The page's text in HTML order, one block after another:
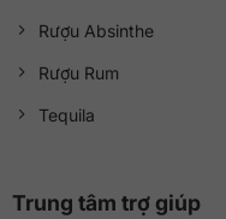
Rượu Absinthe
Rượu Rum
Tequila
Trung tâm trợ giúp